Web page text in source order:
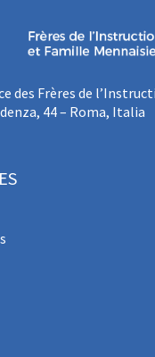
des Frères de
44 – Roma, Italia